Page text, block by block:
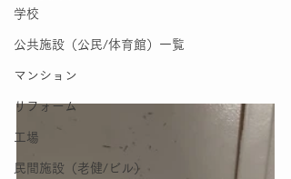
学校
公共施設（公民/体育館）一覧
マンション
リフォーム
工場
民間施設（老健/ビル）